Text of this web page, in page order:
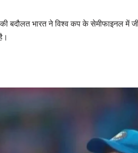
की बदौलत भारत ने विश्व कप के सेमीफाइनल